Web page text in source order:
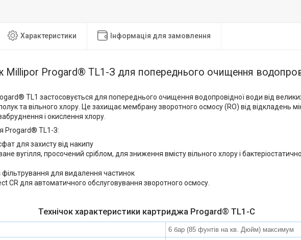
Характеристики Інформація для замовлення
Millipor Progard® TL1-З для попереднього очищення
TL1 застосовується для попереднього очищення водопровідної води від
та вільного хлору. Це захищає мембрану зворотного осмосу (RO) від відкладень
і окислення хлору.
Progard® TL1-З:
для захисту від накипу
вугілля, просочений сріблом, для зниження вмісту вільного хлору і
фільтрування для видалення частинок
CR для автоматичного обслуговування зворотного осмосу.
Технічок характеристики картриджа Progard® TL1-C
6 бар (85 фунтів на кв. Дюйм) максимум